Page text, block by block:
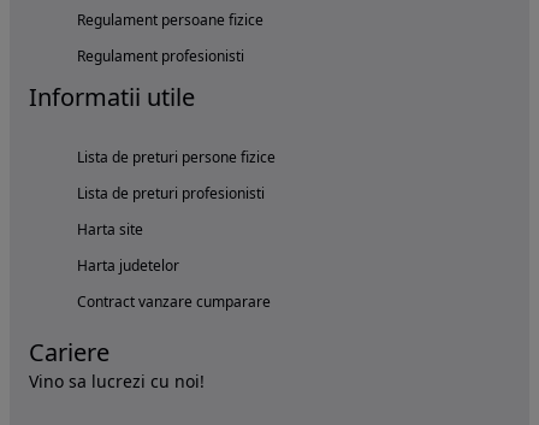
Regulament persoane fizice
Regulament profesionisti
Informatii utile
Lista de preturi persone fizice
Lista de preturi profesionisti
Harta site
Harta judetelor
Contract vanzare cumparare
Cariere
Vino sa lucrezi cu noi!